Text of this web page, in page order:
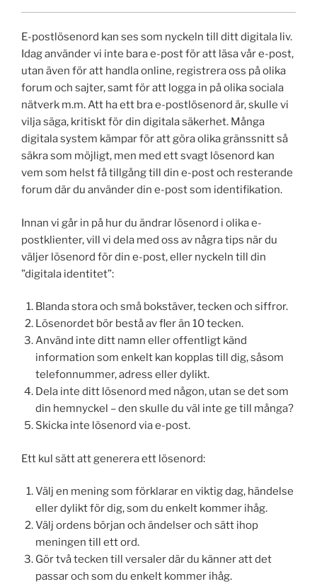
E-postlösenord kan ses som nyckeln till ditt digitala liv.
Idag använder vi inte bara e-post för att läsa vår e-post,
utan även för att handla online, registrera oss på olika
forum och sajter, samt för att logga in på olika sociala
nätverk m.m. Att ha ett bra e-postlösenord är, skulle vi
vilja säga, kritiskt för din digitala säkerhet. Många
digitala system kämpar för att göra olika gränssnitt så
säkra som möjligt, men med ett svagt lösenord kan
vem som helst få tillgång till din e-post och resterande
forum där du använder din e-post som identifikation.
Innan vi går in på hur du ändrar lösenord i olika e-
postklienter, vill vi dela med oss av några tips när du
väljer lösenord för din e-post, eller nyckeln till din
”digitala identitet”:
Blanda stora och små bokstäver, tecken och siffror.
Lösenordet bör bestå av fler än 10 tecken.
Använd inte ditt namn eller offentligt känd
information som enkelt kan kopplas till dig, såsom
telefonnummer, adress eller dylikt.
Dela inte ditt lösenord med någon, utan se det som
din hemnyckel – den skulle du väl inte ge till många?
Skicka inte lösenord via e-post.
Ett kul sätt att generera ett lösenord:
Välj en mening som förklarar en viktig dag, händelse
eller dylikt för dig, som du enkelt kommer ihåg.
Välj ordens början och ändelser och sätt ihop
meningen till ett ord.
Gör två tecken till versaler där du känner att det
passar och som du enkelt kommer ihåg.